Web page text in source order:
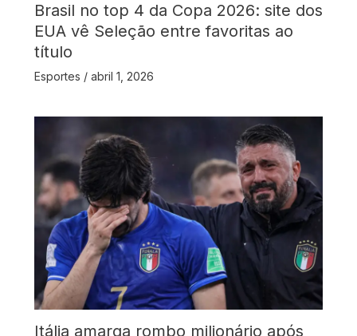
Brasil no top 4 da Copa 2026: site dos
EUA vê Seleção entre favoritas ao
título
Esportes / abril 1, 2026
Itália amarga rombo milionário após